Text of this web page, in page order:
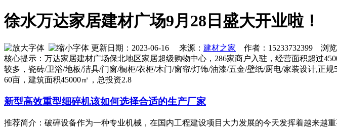
徐水万达家居建材广场9月28日盛大开业啦！
更新日期：2023-06-16 来源： 建材之家 作者：15233732399 浏览
核心提示：万达家居建材广场保北地区家居超级购物中心，286家商户入驻，经营面积超过
较多，瓷砖/卫浴/地板/洁具/门窗/橱柜/衣柜/木门/窗帘/灯饰/油漆/五金/壁纸/厨电/家装设计,
60亩，建筑面积45000㎡，总投资2.8
新型高效重型细碎机该如何选择合适的生产厂家
推荐简介：破碎设备作为一种专业机械，在国内工程建设项目大力发展的今天发挥着越来越